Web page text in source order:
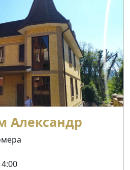
Александр